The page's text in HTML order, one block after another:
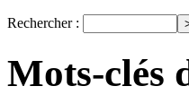
Rechercher :
Mots-clés